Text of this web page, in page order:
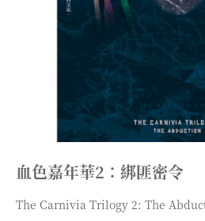
血色嘉年華2：綁匪密令
The Carnivia Trilogy 2: The